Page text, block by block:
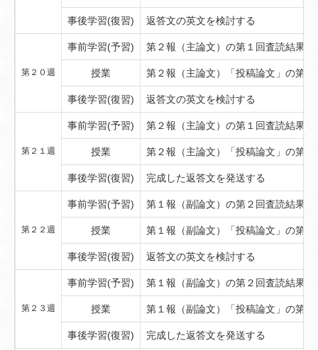
事後学習(復習) 返答文の英文を検討する
第２０週
事前学習(予習) 第２報（主論文）の第１回査読結果を
授業 第２報（主論文）「投稿論文」の第
事後学習(復習) 返答文の英文を検討する
第２１週
事前学習(予習) 第２報（主論文）の第１回査読結果を
授業 第２報（主論文）「投稿論文」の第
事後学習(復習) 完成した返答文を発送する
第２２週
事前学習(予習) 第１報（副論文）の第２回査読結果を
授業 第１報（副論文）「投稿論文」の第
事後学習(復習) 返答文の英文を検討する
第２３週
事前学習(予習) 第１報（副論文）の第２回査読結果を
授業 第１報（副論文）「投稿論文」の第
事後学習(復習) 完成した返答文を発送する